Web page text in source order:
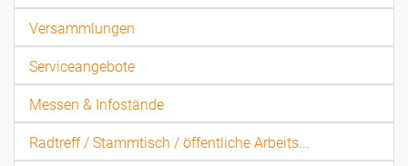
Versammlungen
Serviceangebote
Messen & Infostände
Radtreff / Stammtisch / öffentliche Arbeits...